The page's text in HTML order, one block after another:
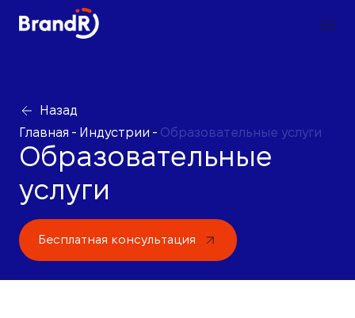
Назад
Главная - Индустрии - Образовательные услуги
Образовательные
услуги
Бесплатная консультация